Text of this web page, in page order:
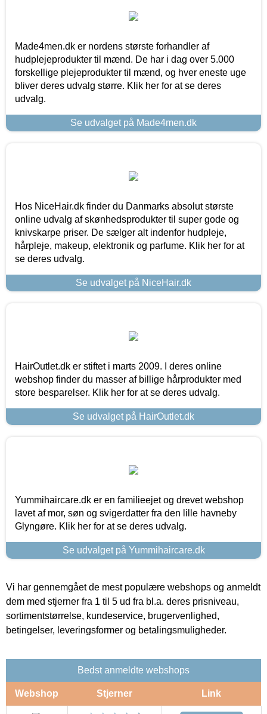
Made4men.dk er nordens største forhandler af
hudplejeprodukter til mænd. De har i dag over 5.000
forskellige plejeprodukter til mænd, og hver eneste uge
bliver deres udvalg større. Klik her for at se deres
udvalg.
Se udvalget på Made4men.dk
Hos NiceHair.dk finder du Danmarks absolut største
online udvalg af skønhedsprodukter til super gode og
knivskarpe priser. De sælger alt indenfor hudpleje,
hårpleje, makeup, elektronik og parfume. Klik her for at
se deres udvalg.
Se udvalget på NiceHair.dk
HairOutlet.dk er stiftet i marts 2009. I deres online
webshop finder du masser af billige hårprodukter med
store besparelser. Klik her for at se deres udvalg.
Se udvalget på HairOutlet.dk
Yummihaircare.dk er en familieejet og drevet webshop
lavet af mor, søn og svigerdatter fra den lille havneby
Glyngøre. Klik her for at se deres udvalg.
Se udvalget på Yummihaircare.dk
Vi har gennemgået de mest populære webshops og anmeldt
dem med stjerner fra 1 til 5 ud fra bl.a. deres prisniveau,
sortimentstørrelse, kundeservice, brugervenlighed,
betingelser, leveringsformer og betalingsmuligheder.
Bedst anmeldte webshops
Webshop Stjerner Link